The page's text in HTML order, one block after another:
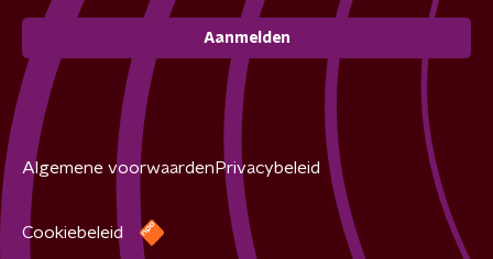
Aanmelden
Algemene voorwaarden Privacybeleid
Cookiebeleid